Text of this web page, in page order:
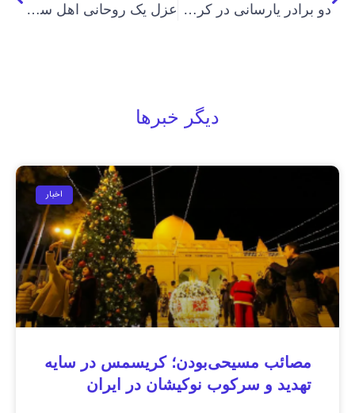
دو برادر یارسانی در کرمانشاه مجددا بازداشت شدند عزل یک روحانی اهل سنت از امامت جمعه توسط دادگاه ویژه روحانیت
دیگر خبرها
اخبار
مصائب مسیحی‌بودن؛ کریسمس در سایه
تهدید و سرکوب نوکیشان در ایران